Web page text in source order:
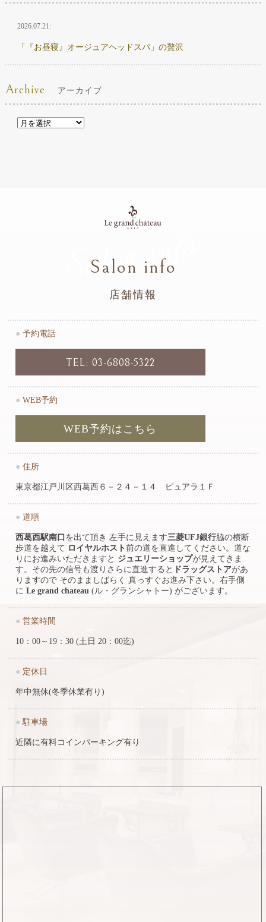
2026.07.21:
「『お昼寝』オージュアヘッドスパ」の贅沢
Archive アーカイブ
Salon info
Salon info
店舗情報
● 予約電話
TEL: 03-6808-5322
● WEB予約
WEB予約はこちら
● 住所
東京都江戸川区西葛西６－２４－１４ ピュアラ１Ｆ
● 道順
西葛西駅南口 を出て頂き 左手に見えます三菱UFJ銀行脇の横断
歩道を越えて ロイヤルホスト前の道を直進してください。道な
りにお進みいただきますと ジュエリーショップが見えてきま
す。その先の信号も渡りさらに直進すると ドラッグストアがあ
りますので そのまましばらく 真っすぐお進み下さい。右手側
に Le grand chateau (ル・グランシャトー) がございます。
● 営業時間
10：00～19：30 (土日 20：00迄)
● 定休日
年中無休(冬季休業有り)
● 駐車場
近隣に有料コインパーキング有り